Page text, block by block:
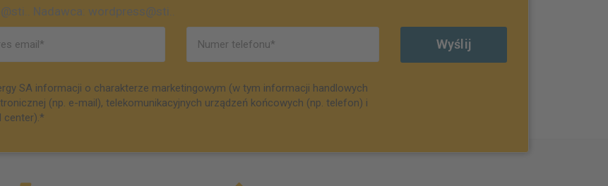
Nadawca: wordpress@sti..
SA informacji o charakterze marketingowym (w tym informacji handlowych
(np. e-mail), telekomunikacyjnych urządzeń końcowych (np. telefon) i
center).*